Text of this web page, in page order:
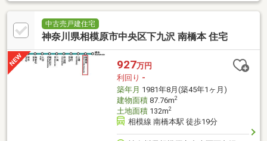
中古売戸建住宅
神奈川県相模原市中央区下九沢 南橋本 住宅
927万円
利回り -
築年月 1981年8月(築45年1ヶ月)
建物面積87.76m2
土地面積132m2
相模線 南橋本駅 徒歩19分